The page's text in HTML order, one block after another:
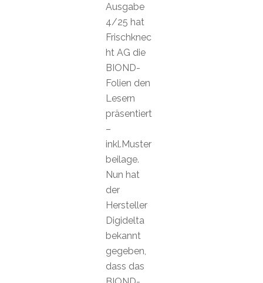
Ausgabe
4/25 hat
Frischknec
ht AG die
BIOND-
Folien den
Lesern
präsentiert
–
inkl.Muster
beilage.
Nun hat
der
Hersteller
Digidelta
bekannt
gegeben,
dass das